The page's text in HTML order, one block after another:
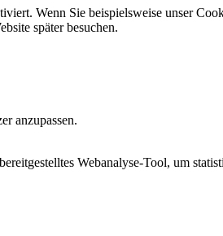
Wenn Sie beispielsweise unser
später besuchen.
anzupassen.
Webanalyse-Tool, um